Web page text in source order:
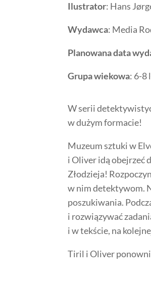
Ilustrator: Hans
Wydawca: Media
Planowana data
Grupa wiekowa: 6-8
W serii
w dużym formacie!
Muzeum sztuki w
i Oliver idą obejrzeć
Złodzieja!
w nim detektywom.
poszukiwania.
i rozwiązywać
i w tekście, na
Tiril i Oliver